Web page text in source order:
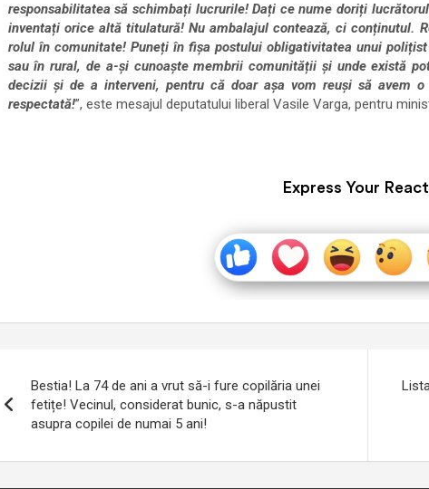
responsabilitatea să schimbați lucrurile! Dați ce nume doriți
inventați orice altă titulatură! Nu ambalajul contează, ci conținutul.
rolul în comunitate! Puneți în fișa postului obligativitatea unui
sau în rural, de a-și cunoaște membrii comunității și unde există
decizii și de a interveni, pentru că doar așa vom reuși să avem
respectată!”, este mesajul deputatului liberal Vasile Varga, pentru
Express Your
în
articole
Bestia! La 74 de ani a vrut să-i fure copilăria unei
fetițe! Vecinul, considerat bunic, s-a năpustit
asupra copilei de numai 5 ani!